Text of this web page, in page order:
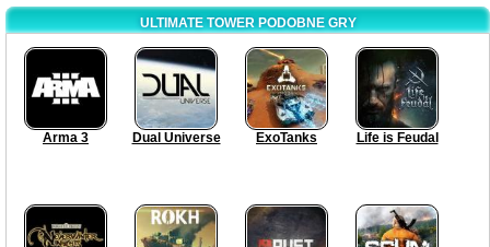
ULTIMATE TOWER PODOBNE GRY
Arma 3 Dual Universe ExoTanks Life is Feudal